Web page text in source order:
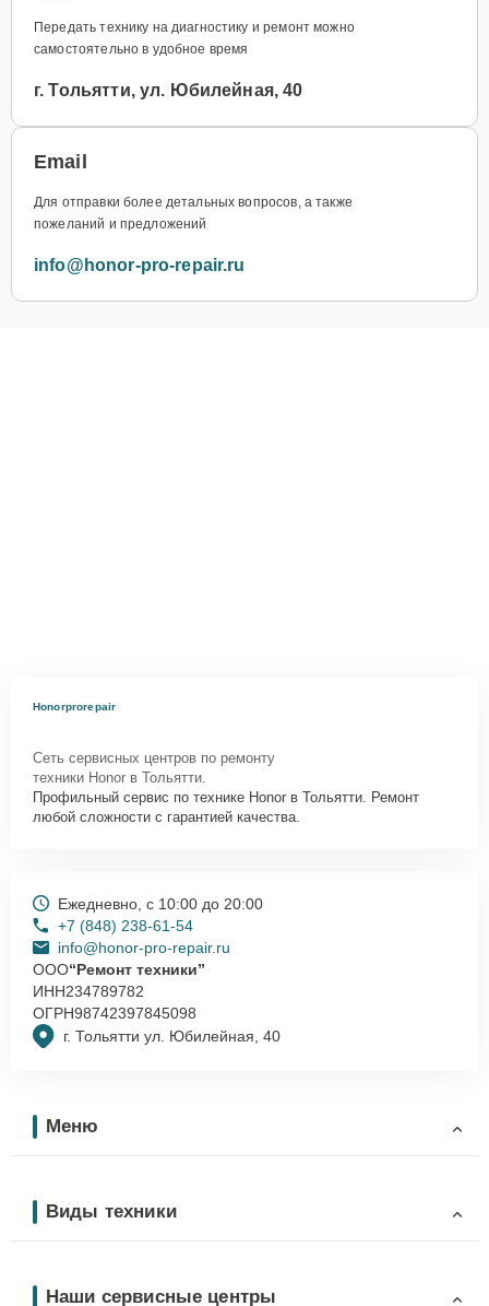
Передать технику на диагностику и ремонт можно
самостоятельно в удобное время
г. Тольятти, ул. Юбилейная, 40
Email
Для отправки более детальных вопросов, а также
пожеланий и предложений
info@honor-pro-repair.ru
Honorprorepair
Сеть сервисных центров по ремонту
техники Honor в Тольятти.
Профильный сервис по технике Honor в Тольятти. Ремонт
любой сложности с гарантией качества.
г. Тольятти ул. Юбилейная, 40
Ежедневно, с 10:00 до 20:00
+7 (848) 238-61-54
info@honor-pro-repair.ru
ООО“Ремонт техники”
ИНН234789782
ОГРН98742397845098
Меню
Виды техники
Наши сервисные центры